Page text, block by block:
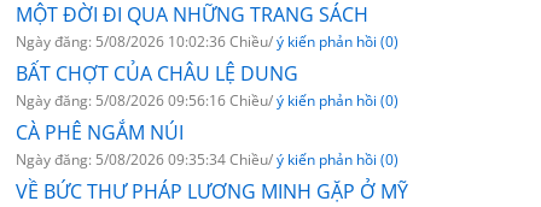
MỘT ĐỜI ĐI QUA NHỮNG TRANG SÁCH
Ngày đăng: 5/08/2026 10:02:36 Chiều/ý kiến phản hồi (0)
BẤT CHỢT CỦA CHÂU LỆ DUNG
Ngày đăng: 5/08/2026 09:56:16 Chiều/ý kiến phản hồi (0)
CÀ PHÊ NGẮM NÚI
Ngày đăng: 5/08/2026 09:35:34 Chiều/ý kiến phản hồi (0)
VỀ BỨC THƯ PHÁP LƯƠNG MINH GẶP Ở MỸ